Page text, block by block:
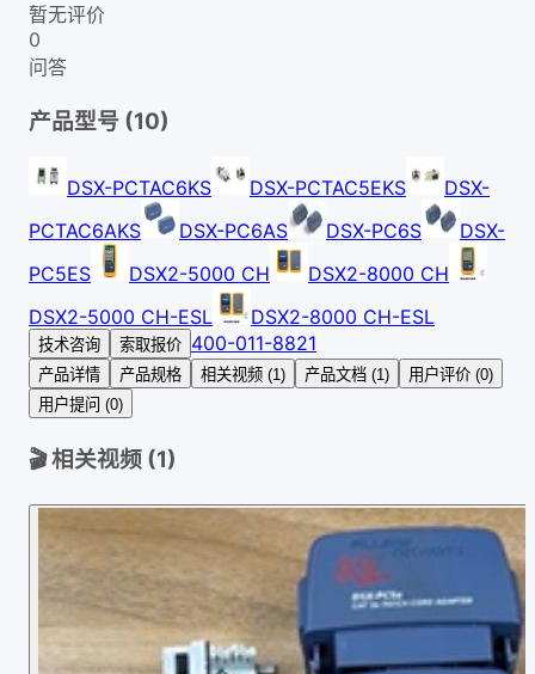
暂无评价
0
问答
产品型号 (10)
DSX-PCTAC6KS DSX-PCTAC5EKS
DSX-
PCTAC6AKS
DSX-PC6AS DSX-PC6S
DSX-
PC5ES
DSX2-5000 CH
DSX2-8000 CH
DSX2-5000 CH-ESL
DSX2-8000 CH-ESL
技术咨询 索取报价 400-011-8821
产品详情 产品规格 相关视频 (1) 产品文档 (1)
用户评价 (0)
用户提问 (0)
🎬 相关视频 (1)